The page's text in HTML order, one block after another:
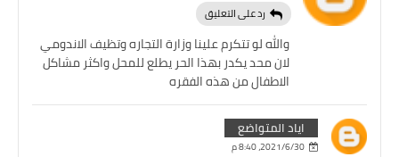
والله لو تتكرم علينا وزارة التجاره وتظيف الاندومي
لان محد يكدر بهذا الحر يطلع للمحل واكثر مشاكل
الاطفال من هذه الفقره
رد على التعليق
اياد المتواضع
30‏/6‏/2021، 8:40 م